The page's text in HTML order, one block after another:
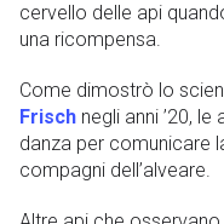
cervello delle api
una ricompensa.
Come dimostrò lo
Frisch negli anni ’20,
danza per comunicare
compagni dell’alveare.